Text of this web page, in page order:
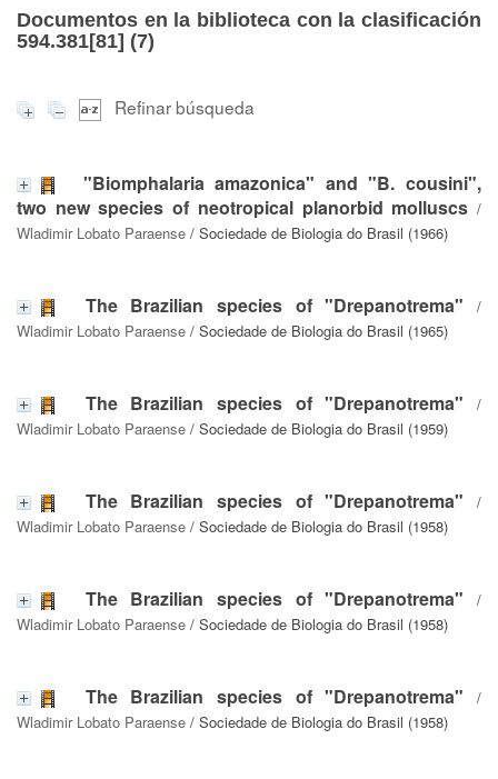
Documentos en la biblioteca con la clasificación
594.381[81] (7)
Refinar búsqueda
"Biomphalaria amazonica" and "B. cousini",
two new species of neotropical planorbid molluscs /
Wladimir Lobato Paraense / Sociedade de Biologia do Brasil (1966)
The Brazilian species of "Drepanotrema" /
Wladimir Lobato Paraense / Sociedade de Biologia do Brasil (1965)
The Brazilian species of "Drepanotrema" /
Wladimir Lobato Paraense / Sociedade de Biologia do Brasil (1959)
The Brazilian species of "Drepanotrema" /
Wladimir Lobato Paraense / Sociedade de Biologia do Brasil (1958)
The Brazilian species of "Drepanotrema" /
Wladimir Lobato Paraense / Sociedade de Biologia do Brasil (1958)
The Brazilian species of "Drepanotrema" /
Wladimir Lobato Paraense / Sociedade de Biologia do Brasil (1958)